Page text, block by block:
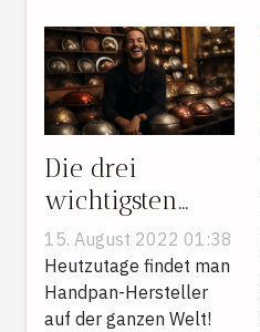
Die drei
wichtigsten
Kriterien für die
Auswahl eines
guten Handpan
15. August 2022 01:38
Heutzutage findet man
Handpan-Hersteller
auf der ganzen Welt!